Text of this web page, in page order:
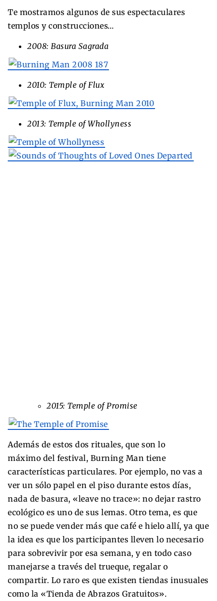
Te mostramos algunos de sus espectaculares
templos y construcciones…
2008: Basura Sagrada
2010: Temple of Flux
2013: Temple of Whollyness
2015: Temple of Promise
Además de estos dos rituales, que son lo
máximo del festival, Burning Man tiene
características particulares. Por ejemplo, no vas a
ver un sólo papel en el piso durante estos días,
nada de basura, «leave no trace»: no dejar rastro
ecológico es uno de sus lemas. Otro tema, es que
no se puede vender más que café e hielo allí, ya que
la idea es que los participantes lleven lo necesario
para sobrevivir por esa semana, y en todo caso
manejarse a través del trueque, regalar o
compartir. Lo raro es que existen tiendas inusuales
como la «Tienda de Abrazos Gratuitos».